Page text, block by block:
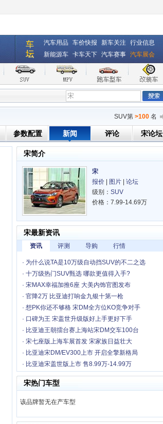
汽车用品 车价快报 新车关注 行业信息
新能源车 卡车天下 汽车赛事 汽车展会
SUV第 >100 名
参数配置 新闻 评论 宋论坛
宋简介
宋
报价
图片
论坛
级别： SUV
价格：7.99-14.69万
宋最新资讯
资讯 评测 导购 行情
· 为什么说TA是10万级自动挡SUV的不二之选
· 十万级热门SUV甄选 哪款更值得入手?
· 宋MAX幸福加推6座 大美内饰官图发布
· 官降2万 比亚迪打响金九银十第一枪
· 想PK你还不够格 宋DM全方位KO竞争对手
· 口碑为王 宋盖世升级版好上手更好下手
· 比亚迪王朝擂台赛上海站宋DM交车100台
· 宋七座版上海车展首发 宋家族日益壮大
· 比亚迪宋DM/EV300上市 开启全擎新格局
· 比亚迪宋盖世版上市 售8.99万-14.99万
宋热门车型
该品牌暂无在产车型